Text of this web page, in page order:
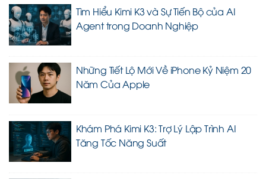
Tìm Hiểu Kimi K3 và Sự Tiến Bộ của AI
Agent trong Doanh Nghiệp
Những Tiết Lộ Mới Về iPhone Kỷ Niệm 20
Năm Của Apple
Khám Phá Kimi K3: Trợ Lý Lập Trình AI
Tăng Tốc Năng Suất